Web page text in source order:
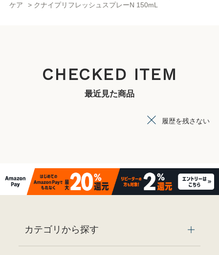
ケア
> クナイプリフレッシュスプレーN 150mL
CHECKED ITEM
最近見た商品
履歴を残さない
カテゴリから探す